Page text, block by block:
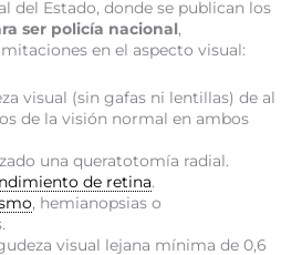
del Estado, donde se publican los
ser policía nacional,
en el aspecto visual:
visual (sin gafas ni lentillas) de al
de la visión normal en ambos
una queratotomía radial.
de retina.
, hemianopsias o
visual lejana mínima de 0,6